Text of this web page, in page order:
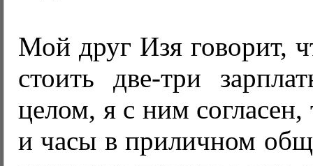
Мой друг Изя говорит,
стоить две-три
целом, я с ним согласен,
и часы в приличном